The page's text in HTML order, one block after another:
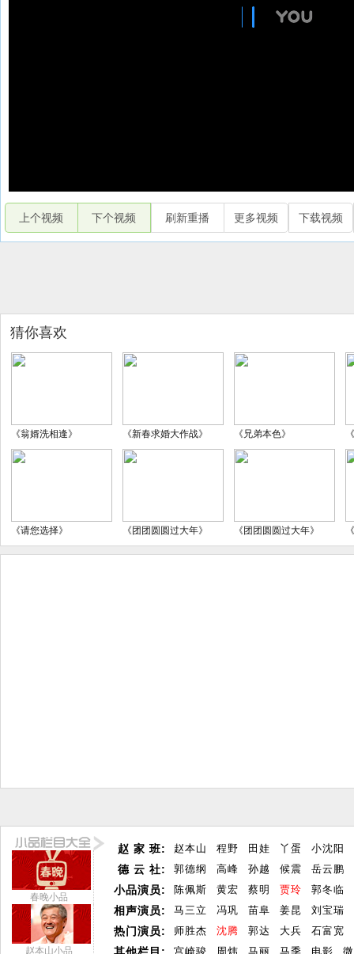
上个视频 下个视频 刷新重播 更多视频 下载视频
猜你喜欢
《翁婿洗相逢》 《新春求婚大作战》 《兄弟本色》
《请您选择》 《团团圆圆过大年》 《团团圆圆过大年》
春晚小品
赵本山小品
赵 家 班:
德 云 社:
小品演员:
相声演员:
热门演员:
赵本山 程野 田娃 丫蛋
小沈阳
郭德纲
高峰 孙越 候震
岳云鹏
陈佩斯
黄宏 蔡明 贾玲
郭冬临
马三立
冯巩 苗阜 姜昆
刘宝瑞
师胜杰
沈腾 郭达 大兵
石富宽
宫崎骏
周炜 马丽 马季 电影